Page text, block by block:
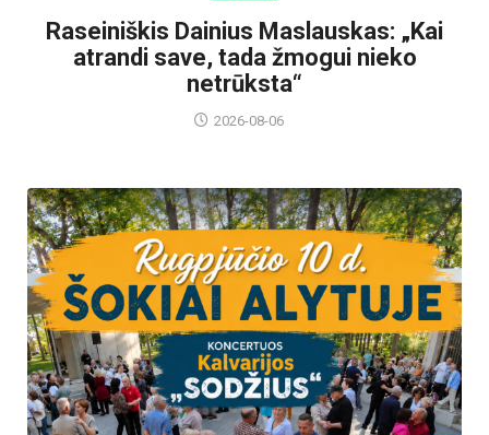
Raseiniškis Dainius Maslauskas: „Kai
atrandi save, tada žmogui nieko
netrūksta“
2026-08-06